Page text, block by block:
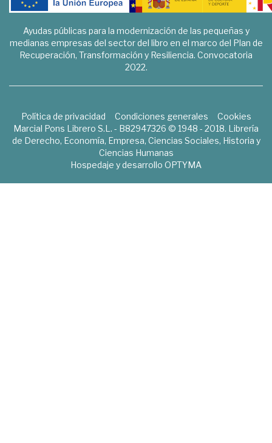
Ayudas públicas para la modernización de las pequeñas y
medianas empresas del sector del libro en el marco del Plan de
Recuperación, Transformación y Resiliencia. Convocatoria
2022.
Política de privacidad Condiciones generales
Cookies
Marcial Pons Librero S.L. - B82947326 © 1948 - 2018. Librería
de Derecho, Economía, Empresa, Ciencias Sociales, Historia y
Ciencias Humanas
Hospedaje y desarrollo OPTYMA